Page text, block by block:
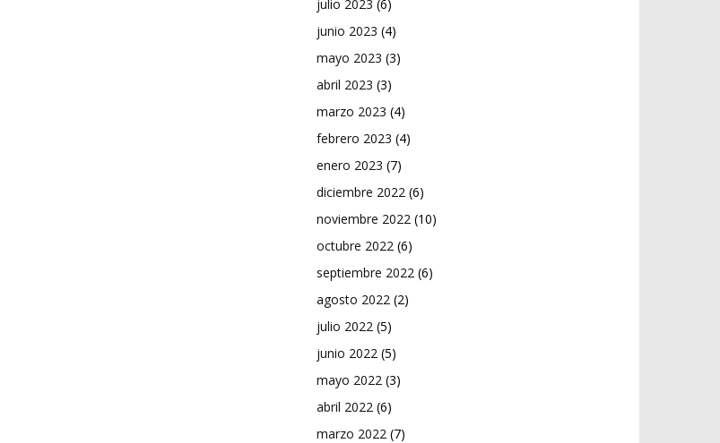
julio 2023 (6)
junio 2023 (4)
mayo 2023 (3)
abril 2023 (3)
marzo 2023 (4)
febrero 2023 (4)
enero 2023 (7)
diciembre 2022 (6)
noviembre 2022 (10)
octubre 2022 (6)
septiembre 2022 (6)
agosto 2022 (2)
julio 2022 (5)
junio 2022 (5)
mayo 2022 (3)
abril 2022 (6)
marzo 2022 (7)